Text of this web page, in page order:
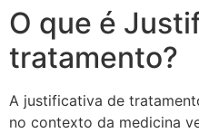
O que é
tratamento?
A justificativa de
no contexto da medicina